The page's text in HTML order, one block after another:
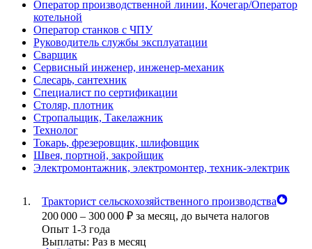
Оператор производственной линии, Кочегар/Оператор
котельной
Оператор станков с ЧПУ
Руководитель службы эксплуатации
Сварщик
Сервисный инженер, инженер-механик
Слесарь, сантехник
Специалист по сертификации
Столяр, плотник
Стропальщик, Такелажник
Технолог
Токарь, фрезеровщик, шлифовщик
Швея, портной, закройщик
Электромонтажник, электромонтер, техник-электрик
Тракторист сельскохозяйственного производства
200 000 – 300 000 ₽ за месяц, до вычета налогов
Опыт 1-3 года
Выплаты: Раз в месяц